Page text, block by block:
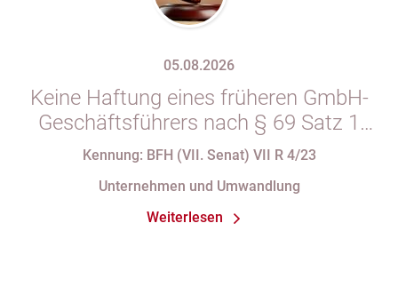
05.08.2026
Keine Haftung eines früheren GmbH-
Geschäftsführers nach § 69 Satz 1
i.V.m. § 34 Abs. 1 AO nach Verlust
Eintragung im Handelsregister
Kennung: BFH (VII. Senat) VII R 4/23
Unternehmen und Umwandlung
Weiterlesen